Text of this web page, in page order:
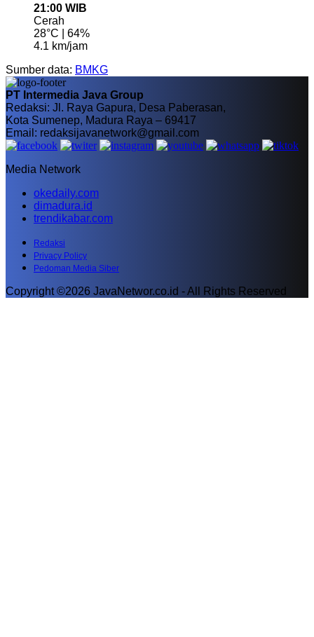
21:00 WIB
Cerah
28°C | 64%
4.1 km/jam
Sumber data: BMKG
PT Intermedia Java Group
Redaksi: Jl. Raya Gapura, Desa Paberasan,
Kota Sumenep, Madura Raya – 69417
Email: redaksijavanetwork@gmail.com
Media Network
okedaily.com
dimadura.id
trendikabar.com
Redaksi
Privacy Policy
Pedoman Media Siber
Copyright ©2026 JavaNetwor.co.id - All Rights Reserved